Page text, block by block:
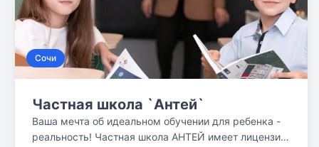
Сочи
Частная школа `Антей`
Ваша мечта об идеальном обучении для ребенка -
реальность! Частная школа АНТЕЙ имеет лицензию